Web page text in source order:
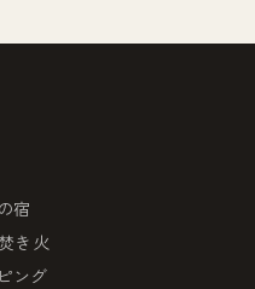
宿
き火
ング